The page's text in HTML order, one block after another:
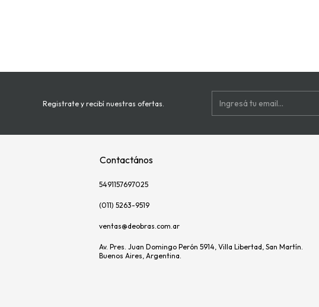
Registrate y recibí nuestras ofertas.
Contactános
5491157697025
(011) 5263-9519
ventas@deobras.com.ar
Av. Pres. Juan Domingo Perón 5914, Villa Libertad, San Martín.
Buenos Aires, Argentina.